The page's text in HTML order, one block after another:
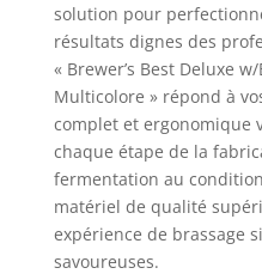
solution pour
résultats dignes des
« Brewer’s Best Deluxe
Multicolore » répond à
complet et ergonomique
chaque étape de la
fermentation au
matériel de qualité
expérience de brassage
savoureuses.